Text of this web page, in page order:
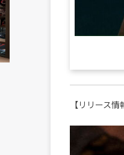
【リリース情